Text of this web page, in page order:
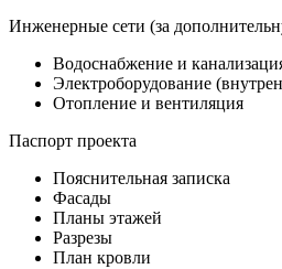
Инженерные сети (за
Водоснабжение и
Электроборудование
Отопление и вентиляция
Паспорт проекта
Пояснительная записка
Фасады
Планы этажей
Разрезы
План кровли